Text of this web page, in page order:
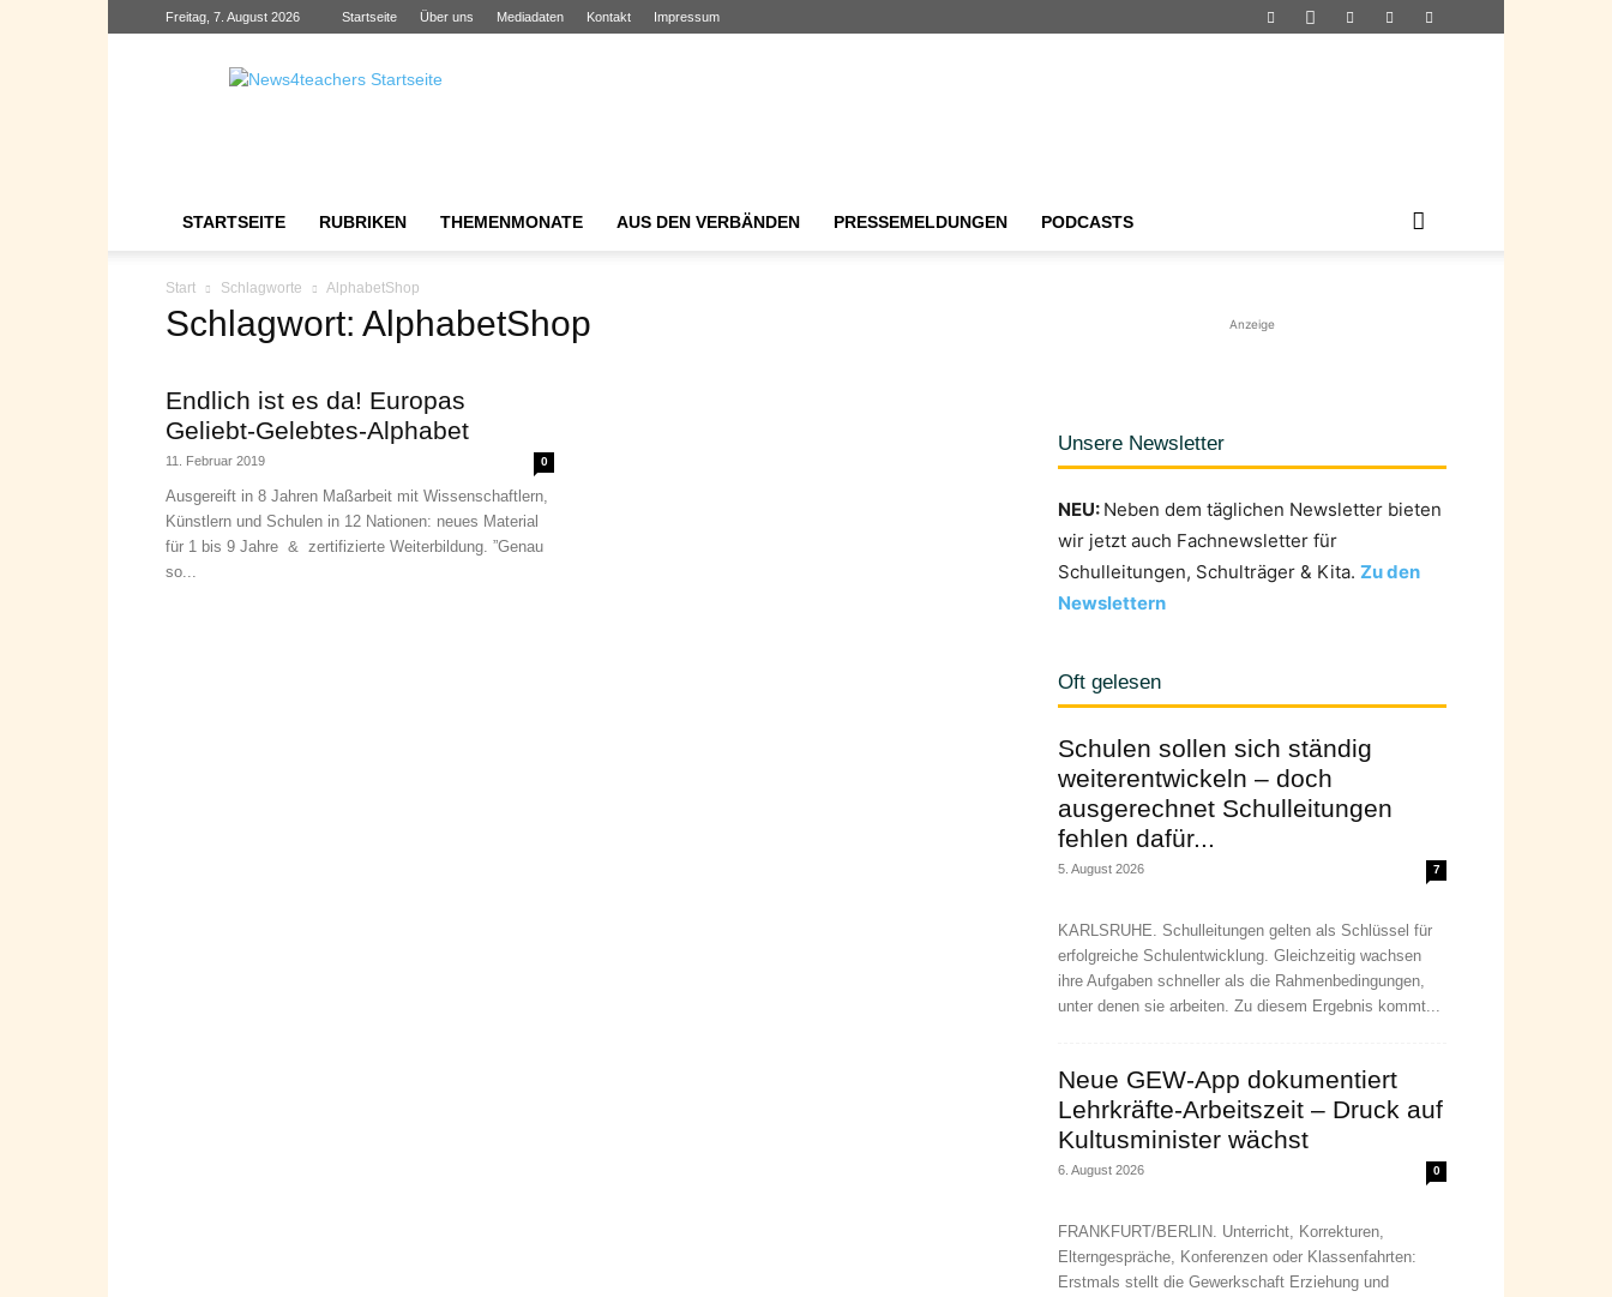
Freitag, 7. August 2026 Startseite Über uns Mediadaten Kontakt Impressum
News4teachers
STARTSEITE RUBRIKEN THEMENMONATE AUS DEN VERBÄNDEN PRESSEMELDUNGEN PODCASTS
Start Schlagworte AlphabetShop
Schlagwort: AlphabetShop
Endlich ist es da! Europas
Geliebt-Gelebtes-Alphabet
11. Februar 2019 0
Ausgereift in 8 Jahren Maßarbeit mit Wissenschaftlern,
Künstlern und Schulen in 12 Nationen: neues Material
für 1 bis 9 Jahre & zertifizierte Weiterbildung. ”Genau
so...
Anzeige
Unsere Newsletter
NEU: Neben dem täglichen Newsletter bieten
wir jetzt auch Fachnewsletter für
Schulleitungen, Schulträger & Kita. Zu den
Newslettern
Oft gelesen
Schulen sollen sich ständig
weiterentwickeln – doch
ausgerechnet Schulleitungen
fehlen dafür...
5. August 2026 7
KARLSRUHE. Schulleitungen gelten als Schlüssel für
erfolgreiche Schulentwicklung. Gleichzeitig wachsen
ihre Aufgaben schneller als die Rahmenbedingungen,
unter denen sie arbeiten. Zu diesem Ergebnis kommt...
Neue GEW-App dokumentiert
Lehrkräfte-Arbeitszeit – Druck auf
Kultusminister wächst
6. August 2026 0
FRANKFURT/BERLIN. Unterricht, Korrekturen,
Elterngespräche, Konferenzen oder Klassenfahrten:
Erstmals stellt die Gewerkschaft Erziehung und